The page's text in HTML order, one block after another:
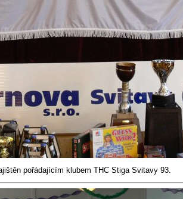
pořádajícím klubem THC Stiga Svitavy 93.